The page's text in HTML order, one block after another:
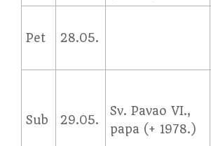
Pet 28.05.
Sub 29.05.
Sv. Pavao VI.,
papa (+ 1978.)